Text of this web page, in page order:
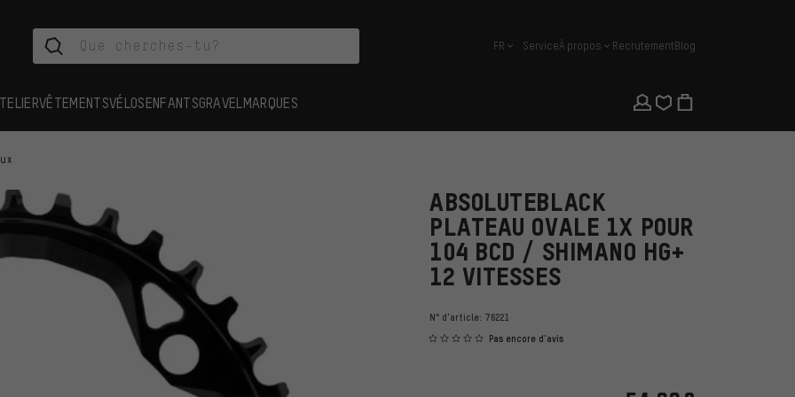
français
FR ServiceÀ propos RecrutementBlog
VÊTEMENTSVÉLOSENFANTSGRAVEL MARQUES
ABSOLUTEBLACK
PLATEAU OVALE 1X POUR
104 BCD / SHIMANO HG+
12 VITESSES
N° d'article: 76221
Pas encore d'avis